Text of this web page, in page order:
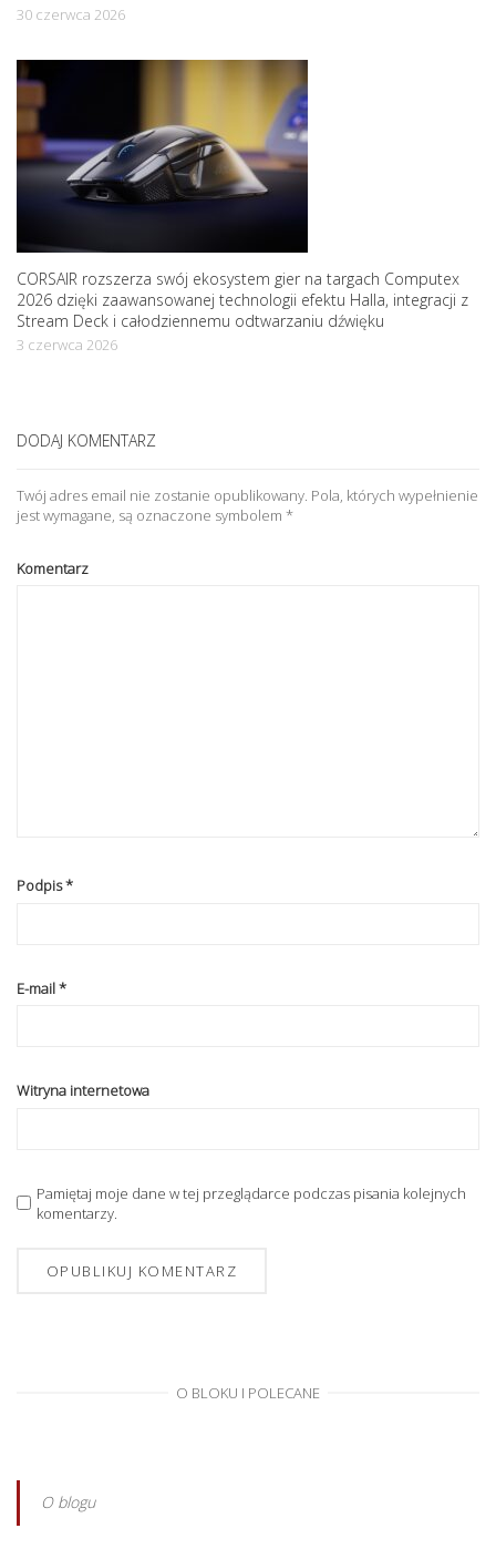
30 czerwca 2026
CORSAIR rozszerza swój ekosystem gier na targach Computex
2026 dzięki zaawansowanej technologii efektu Halla, integracji z
Stream Deck i całodziennemu odtwarzaniu dźwięku
3 czerwca 2026
DODAJ KOMENTARZ
Twój adres email nie zostanie opublikowany. Pola, których wypełnienie
jest wymagane, są oznaczone symbolem *
Komentarz
Podpis*
E-mail*
Witryna internetowa
Pamiętaj moje dane w tej przeglądarce podczas pisania kolejnych
komentarzy.
O BLOKU I POLECANE
O blogu